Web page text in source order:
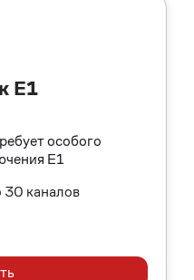
E1
особого
Е1
30 каналов